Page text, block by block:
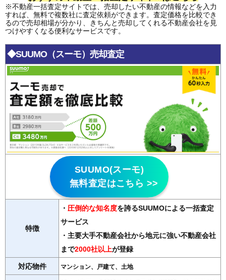
※不動産一括査定サイトでは、売却したい不動産の情報などを入力
すれば、無料で複数社に査定依頼ができます。査定価格を比較でき
るので売却相場が分かり、きちんと売却してくれる不動産会社を見
つけやすくなる便利なサービスです。
◆SUUMO（スーモ）売却査定
SUUMO(スーモ)
無料査定はこちら >>
特徴
・ 圧倒的な知名度を誇るSUUMOによる一括査定
サービス
・主要大手不動産会社から地元に強い不動産会社
まで2000社以上が登録
対応物件 マンション、戸建て、土地